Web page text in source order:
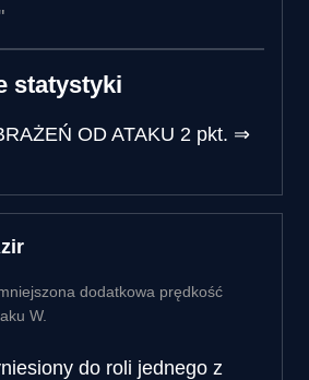
statystyki
OD ATAKU 2 pkt. ⇒
dodatkowa prędkość
W.
do roli jednego z